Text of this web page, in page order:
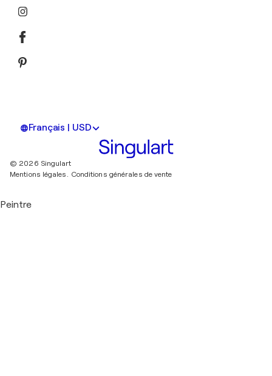
Français | USD
© 2026 Singulart
Mentions légales. Conditions générales de vente
Peintre